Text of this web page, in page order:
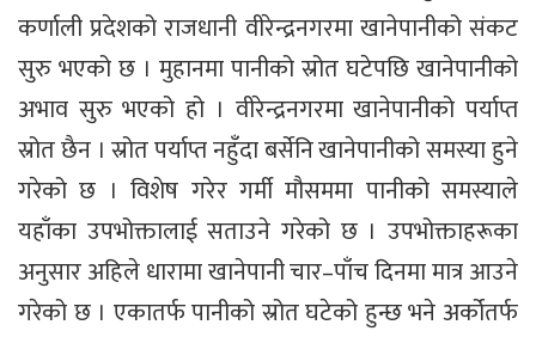
कर्णाली प्रदेशको राजधानी वीरेन्द्रनगरमा खानेपानीको संकट
सुरु भएको छ । मुहानमा पानीको स्रोत घटेपछि खानेपानीको
अभाव सुरु भएको हो । वीरेन्द्रनगरमा खानेपानीको पर्याप्त
स्रोत छैन । स्रोत पर्याप्त नहुँदा बर्सेनि खानेपानीको समस्या हुने
गरेको छ । विशेष गरेर गर्मी मौसममा पानीको समस्याले
यहाँका उपभोक्तालाई सताउने गरेको छ । उपभोक्ताहरूका
अनुसार अहिले धारामा खानेपानी चार–पाँच दिनमा मात्र आउने
गरेको छ । एकातर्फ पानीको स्रोत घटेको हुन्छ भने अर्कोतर्फ